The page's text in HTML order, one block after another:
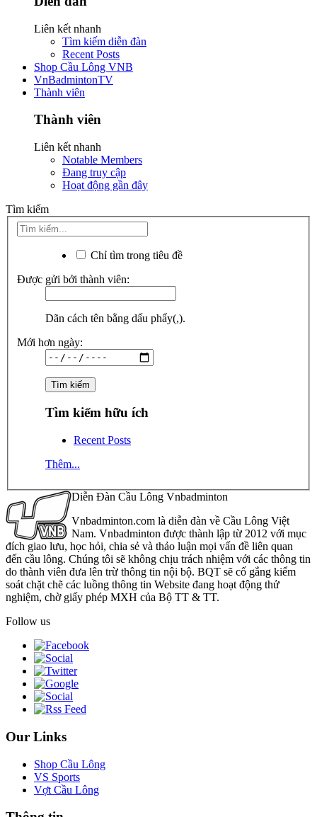
Liên kết nhanh
Tìm kiếm diễn đàn
Recent Posts
Shop Cầu Lông VNB
VnBadmintonTV
Thành viên
Thành viên
Liên kết nhanh
Notable Members
Đang truy cập
Hoạt động gần đây
Tìm kiếm
Chỉ tìm trong tiêu đề
Được gửi bởi thành viên:
Dãn cách tên bằng dấu phẩy(,).
Mới hơn ngày:
Tìm kiếm hữu ích
Recent Posts
Thêm...
Diễn Đàn Cầu Lông Vnbadminton
Vnbadminton.com là diễn đàn về Cầu Lông Việt
Nam. Vnbadminton được thành lập từ 2012 với mục
đích giao lưu, học hỏi, chia sẻ và thảo luận mọi vấn đề liên quan
đến cầu lông. Chúng tôi sẽ không chịu trách nhiệm với các thông tin
do thành viên đưa lên trừ thông tin nội bộ. BQT sẽ cố gắng kiểm
soát chặt chẽ các luồng thông tin Website đang hoạt động thử
nghiệm, chờ giấy phép MXH của Bộ TT & TT.
Follow us
Our Links
Shop Cầu Lông
VS Sports
Vợt Cầu Lông